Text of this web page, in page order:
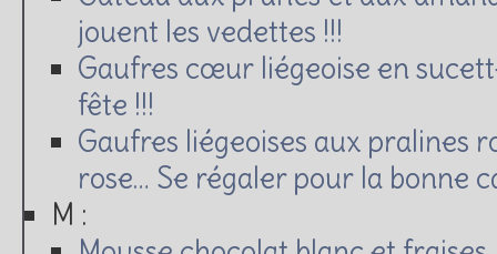
jouent les vedettes !!!
Gaufres cœur liégeoise en
fête !!!
Gaufres liégeoises aux pralines
rose… Se régaler pour la bonne
M :